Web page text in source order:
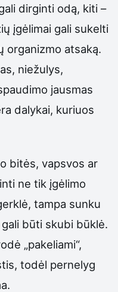
dirginti odą, kiti –
įgėlimai gali sukelti
organizmo atsaką.
niežulys,
jausmas
dalykai, kuriuos
bitės, vapsvos ar
ne tik įgėlimo
tampa sunku
būti skubi būklė.
„pakeliami“,
todėl pernelyg